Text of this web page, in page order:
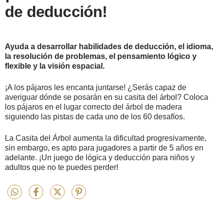
de deducción!
Ayuda a desarrollar habilidades de deducción, el idioma,
la resolución de problemas, el pensamiento lógico y
flexible y la visión espacial.
¡A los pájaros les encanta juntarse! ¿Serás capaz de
averiguar dónde se posarán en su casita del árbol? Coloca
los pájaros en el lugar correcto del árbol de madera
siguiendo las pistas de cada uno de los 60 desafíos.
La Casita del Árbol aumenta la dificultad progresivamente,
sin embargo, es apto para jugadores a partir de 5 años en
adelante. ¡Un juego de lógica y deducción para niños y
adultos que no te puedes perder!